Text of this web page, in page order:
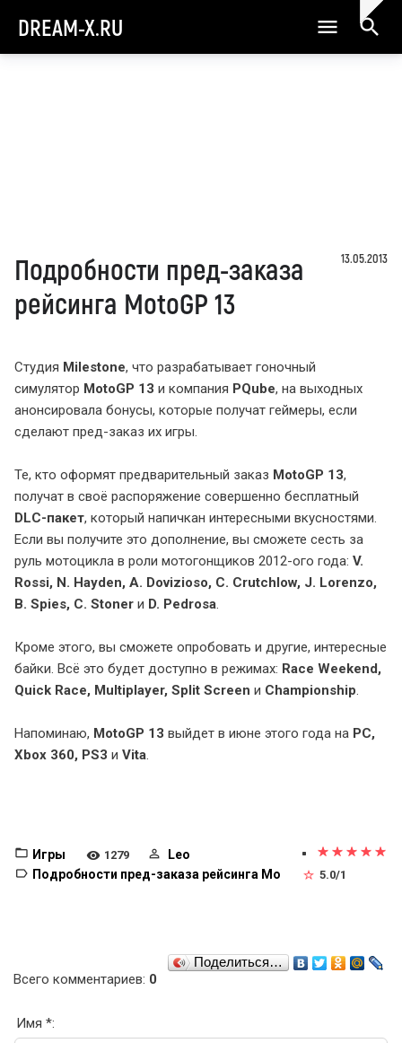
DREAM-X.RU
13.05.2013
Подробности пред-заказа
рейсинга MotoGP 13
Студия Milestone, что разрабатывает гоночный
симулятор MotoGP 13 и компания PQube, на выходных
анонсировала бонусы, которые получат геймеры, если
сделают пред-заказ их игры.
Те, кто оформят предварительный заказ MotoGP 13,
получат в своё распоряжение совершенно бесплатный
DLC-пакет, который напичкан интересными вкусностями.
Если вы получите это дополнение, вы сможете сесть за
руль мотоцикла в роли мотогонщиков 2012-ого года: V.
Rossi, N. Hayden, A. Dovizioso, C. Crutchlow, J. Lorenzo,
B. Spies, C. Stoner и D. Pedrosa.
Кроме этого, вы сможете опробовать и другие, интересные
байки. Всё это будет доступно в режимах: Race Weekend,
Quick Race, Multiplayer, Split Screen и Championship.
Напоминаю, MotoGP 13 выйдет в июне этого года на PC,
Xbox 360, PS3 и Vita.
Игры 1279
Leo
Подробности пред-заказа рейсинга Mo
5.0/1
Поделиться…
Всего комментариев: 0
Имя *: